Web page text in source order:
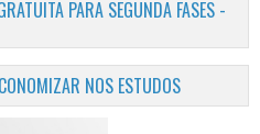
PARA SEGUNDA FASES -
NOS ESTUDOS